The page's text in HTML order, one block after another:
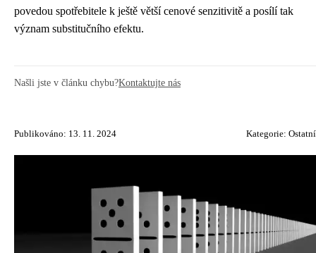
povedou spotřebitele k ještě větší cenové senzitivitě a posílí tak
význam substitučního efektu.
Našli jste v článku chybu?Kontaktujte nás
Publikováno: 13. 11. 2024 Kategorie: Ostatní